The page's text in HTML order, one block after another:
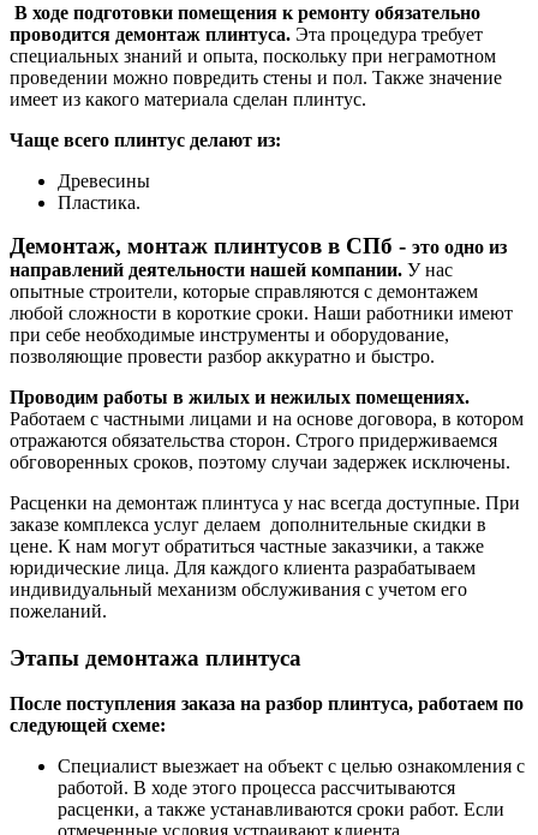
В ходе подготовки помещения к ремонту обязательно
проводится демонтаж плинтуса. Эта процедура требует
специальных знаний и опыта, поскольку при неграмотном
проведении можно повредить стены и пол. Также значение
имеет из какого материала сделан плинтус.
Чаще всего плинтус делают из:
Древесины
Пластика.
Демонтаж, монтаж плинтусов в СПб - это одно из
направлений деятельности нашей компании. У нас
опытные строители, которые справляются с демонтажем
любой сложности в короткие сроки. Наши работники имеют
при себе необходимые инструменты и оборудование,
позволяющие провести разбор аккуратно и быстро.
Проводим работы в жилых и нежилых помещениях.
Работаем с частными лицами и на основе договора, в котором
отражаются обязательства сторон. Строго придерживаемся
обговоренных сроков, поэтому случаи задержек исключены.
Расценки на демонтаж плинтуса у нас всегда доступные. При
заказе комплекса услуг делаем дополнительные скидки в
цене. К нам могут обратиться частные заказчики, а также
юридические лица. Для каждого клиента разрабатываем
индивидуальный механизм обслуживания с учетом его
пожеланий.
Этапы демонтажа плинтуса
После поступления заказа на разбор плинтуса, работаем по
следующей схеме:
Специалист выезжает на объект с целью ознакомления с
работой. В ходе этого процесса рассчитываются
расценки, а также устанавливаются сроки работ. Если